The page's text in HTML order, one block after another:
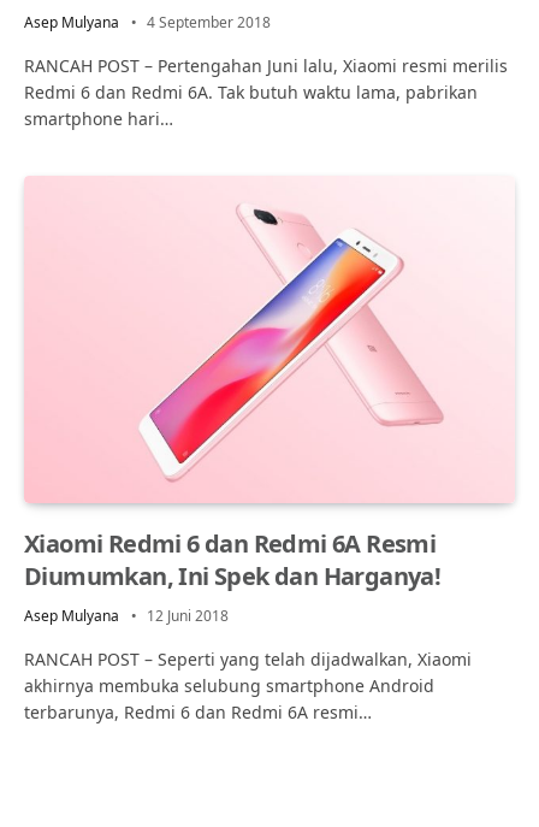
Asep Mulyana 4 September 2018
RANCAH POST – Pertengahan Juni lalu, Xiaomi resmi merilis
Redmi 6 dan Redmi 6A. Tak butuh waktu lama, pabrikan
smartphone hari…
Xiaomi Redmi 6 dan Redmi 6A Resmi
Diumumkan, Ini Spek dan Harganya!
Asep Mulyana 12 Juni 2018
RANCAH POST – Seperti yang telah dijadwalkan, Xiaomi
akhirnya membuka selubung smartphone Android
terbarunya, Redmi 6 dan Redmi 6A resmi…